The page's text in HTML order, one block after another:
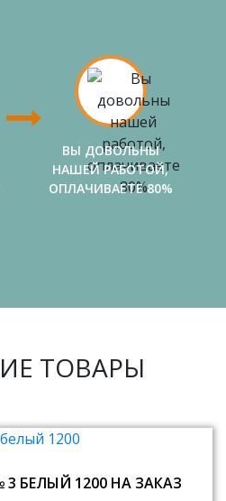
ВЫ ДОВОЛЬНЫ
НАШЕЙ РАБОТОЙ,
ОПЛАЧИВАЕТЕ 80%
ТОВАРЫ
БЕЛЫЙ 1200 НА ЗАКАЗ